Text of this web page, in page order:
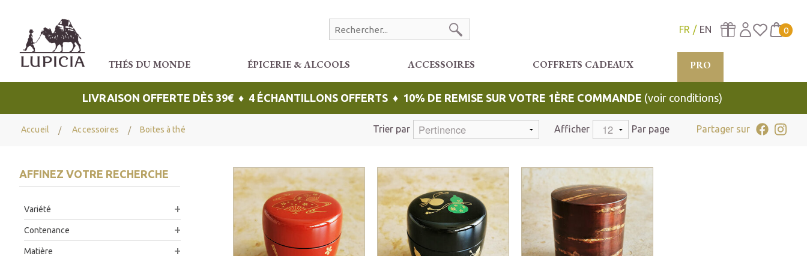
FR EN 0
THÉS DU MONDE ÉPICERIE & ALCOOLS ACCESSOIRES COFFRETS CADEAUX PRO
LIVRAISON OFFERTE DÈS 39€ ♦ 4 ÉCHANTILLONS OFFERTS ♦ 10% DE REMISE SUR VOTRE 1ÈRE COMMANDE (voir conditions)
Accueil Accessoires Boites à thé Trier par Afficher Par page Partager sur
AFFINEZ VOTRE RECHERCHE
Variété
Contenance
Matière